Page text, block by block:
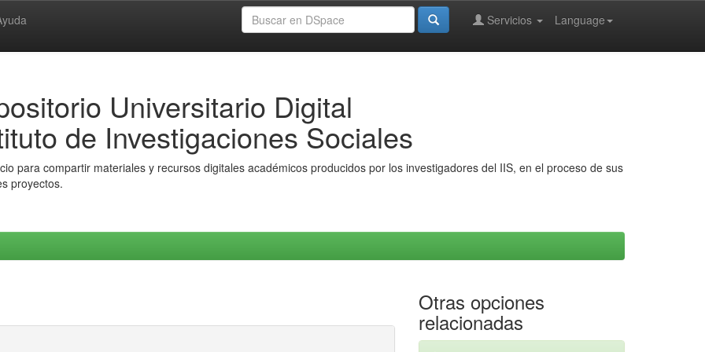
Language
Servicios
Universitario Digital
de Investigaciones Sociales
para compartir materiales y recursos digitales académicos producidos por los investigadores del IIS, en el proceso de sus
proyectos.
Otras opciones
relacionadas